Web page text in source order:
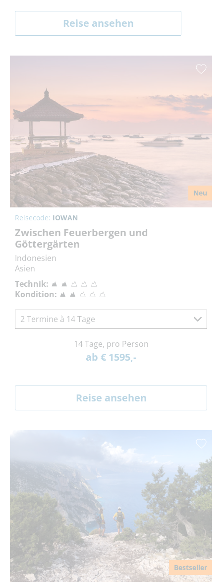
Reise ansehen
Neu
Reisecode: IOWAN
Zwischen Feuerbergen und
Göttergärten
Indonesien
Asien
Technik:
Kondition:
2 Termine à 14 Tage
14 Tage, pro Person
ab € 1595,-
Reise ansehen
Bestseller